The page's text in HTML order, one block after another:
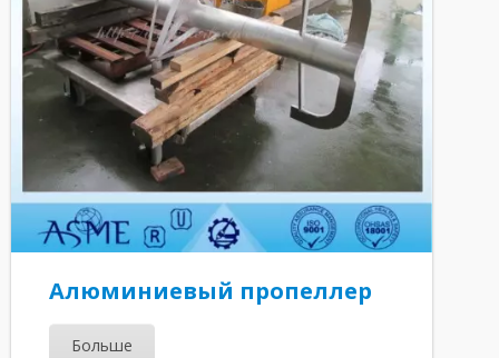
Алюминиевый пропеллер
Больше